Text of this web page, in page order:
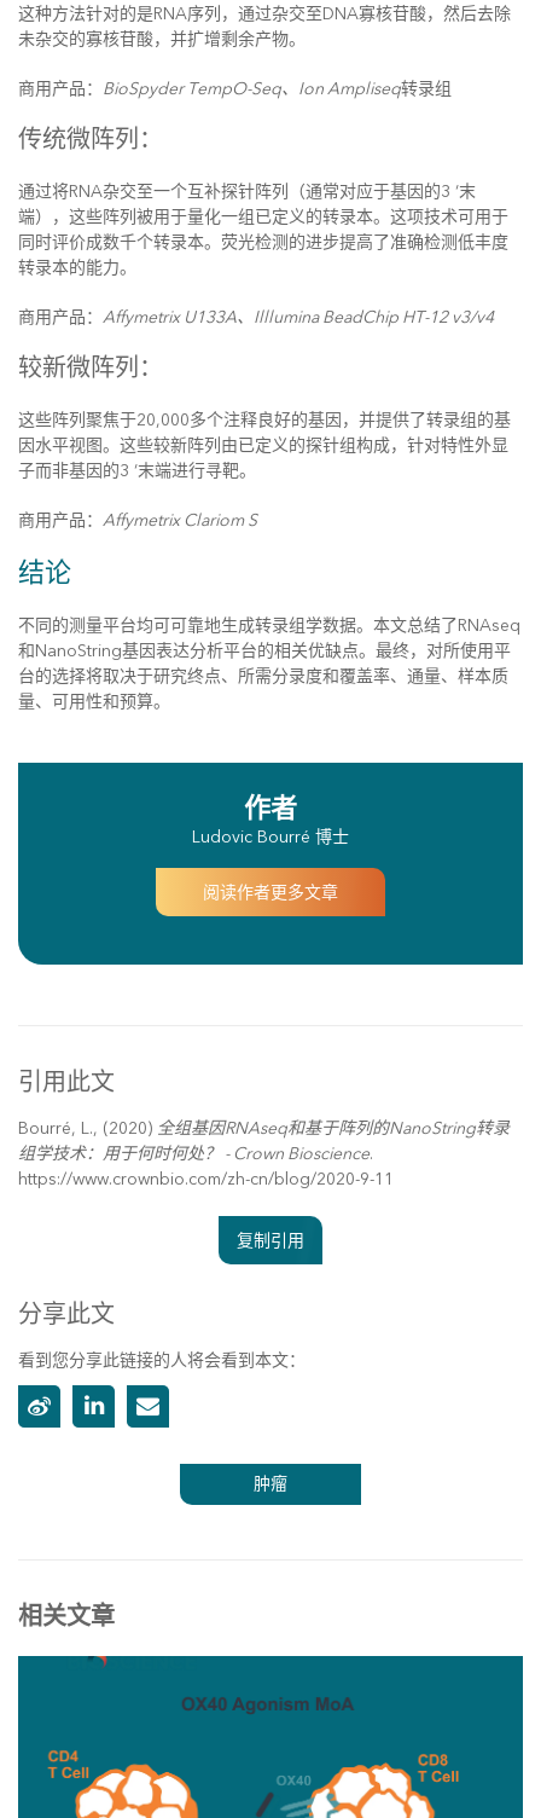
这种方法针对的是RNA序列，通过杂交至DNA寡核苷酸，然后去除
未杂交的寡核苷酸，并扩增剩余产物。
商用产品： BioSpyder TempO-Seq、Ion Ampliseq转录组
传统微阵列：
通过将RNA杂交至一个互补探针阵列（通常对应于基因的3 ‘末
端），这些阵列被用于量化一组已定义的转录本。这项技术可用于
同时评价成数千个转录本。荧光检测的进步提高了准确检测低丰度
转录本的能力。
商用产品： Affymetrix U133A、Illlumina BeadChip HT-12 v3/v4
较新微阵列：
这些阵列聚焦于20,000多个注释良好的基因，并提供了转录组的基
因水平视图。这些较新阵列由已定义的探针组构成，针对特性外显
子而非基因的3 ‘末端进行寻靶。
商用产品： Affymetrix Clariom S
结论
不同的测量平台均可可靠地生成转录组学数据。本文总结了RNAseq
和NanoString基因表达分析平台的相关优缺点。最终，对所使用平
台的选择将取决于研究终点、所需分录度和覆盖率、通量、样本质
量、可用性和预算。
作者
Ludovic Bourré 博士
阅读作者更多文章
引用此文
Bourré, L., (2020) 全组基因RNAseq和基于阵列的NanoString转录
组学技术：用于何时何处？ - Crown Bioscience.
https://www.crownbio.com/zh-cn/blog/2020-9-11
复制引用
分享此文
看到您分享此链接的人将会看到本文：
肿瘤
相关文章